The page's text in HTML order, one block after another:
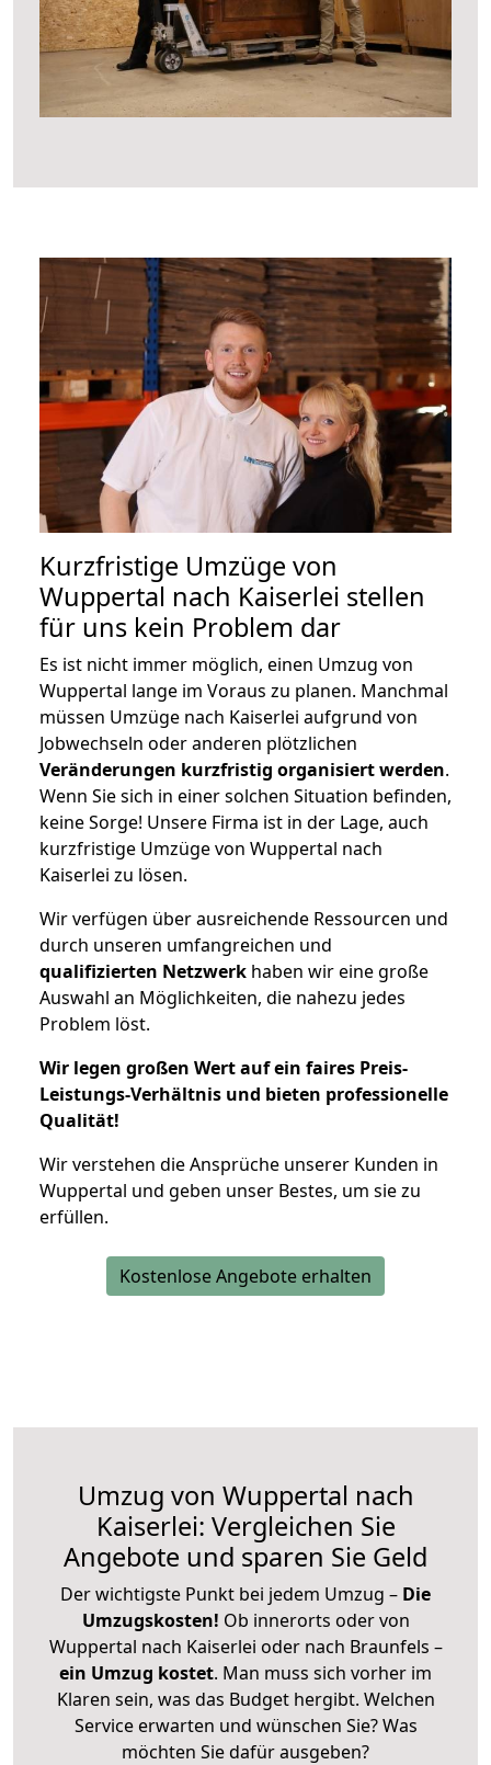
Kurzfristige Umzüge von
Wuppertal nach Kaiserlei stellen
für uns kein Problem dar
Es ist nicht immer möglich, einen Umzug von
Wuppertal lange im Voraus zu planen. Manchmal
müssen Umzüge nach Kaiserlei aufgrund von
Jobwechseln oder anderen plötzlichen
Veränderungen kurzfristig organisiert werden.
Wenn Sie sich in einer solchen Situation befinden,
keine Sorge! Unsere Firma ist in der Lage, auch
kurzfristige Umzüge von Wuppertal nach
Kaiserlei zu lösen.
Wir verfügen über ausreichende Ressourcen und
durch unseren umfangreichen und
qualifizierten Netzwerk haben wir eine große
Auswahl an Möglichkeiten, die nahezu jedes
Problem löst.
Wir legen großen Wert auf ein faires Preis-
Leistungs-Verhältnis und bieten professionelle
Qualität!
Wir verstehen die Ansprüche unserer Kunden in
Wuppertal und geben unser Bestes, um sie zu
erfüllen.
Kostenlose Angebote erhalten
Umzug von Wuppertal nach
Kaiserlei: Vergleichen Sie
Angebote und sparen Sie Geld
Der wichtigste Punkt bei jedem Umzug – Die
Umzugskosten! Ob innerorts oder von
Wuppertal nach Kaiserlei oder nach Braunfels –
ein Umzug kostet. Man muss sich vorher im
Klaren sein, was das Budget hergibt. Welchen
Service erwarten und wünschen Sie? Was
möchten Sie dafür ausgeben?